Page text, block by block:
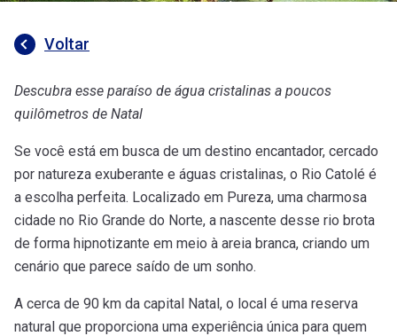
Voltar
Descubra esse paraíso de água cristalinas a poucos
quilômetros de Natal
Se você está em busca de um destino encantador, cercado
por natureza exuberante e águas cristalinas, o Rio Catolé é
a escolha perfeita. Localizado em Pureza, uma charmosa
cidade no Rio Grande do Norte, a nascente desse rio brota
de forma hipnotizante em meio à areia branca, criando um
cenário que parece saído de um sonho.
A cerca de 90 km da capital Natal, o local é uma reserva
natural que proporciona uma experiência única para quem